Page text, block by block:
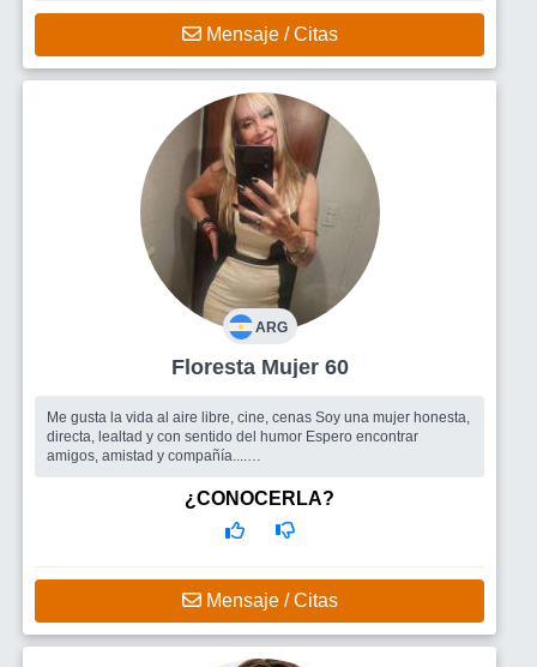
Mensaje / Citas
ARG
Floresta Mujer 60
Me gusta la vida al aire libre, cine, cenas Soy una mujer honesta,
directa, lealtad y con sentido del humor Espero encontrar
amigos, amistad y compañía....
¿CONOCERLA?
Mensaje / Citas